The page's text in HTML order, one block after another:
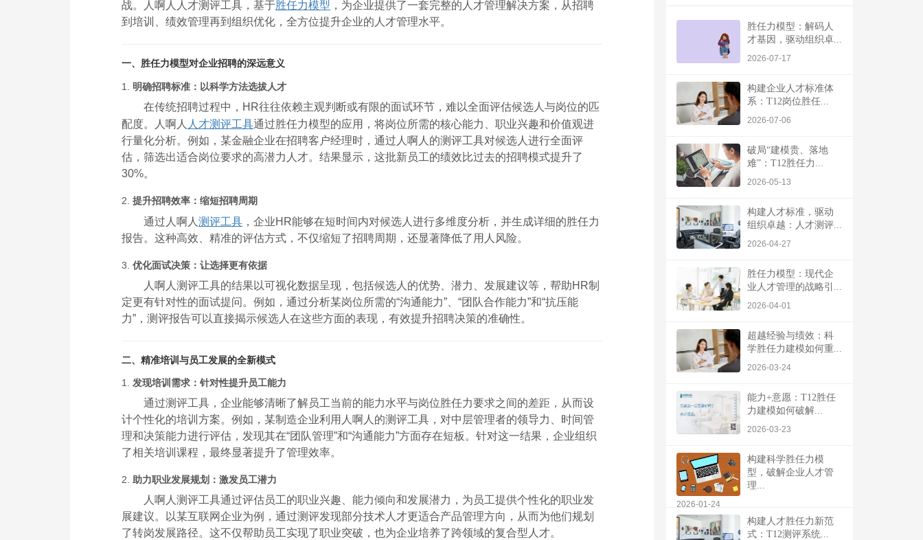
战。人啊人人才测评工具，基于胜任力模型 ，为企业提供了一套完整的人才管理解决方案，从招聘
到培训、绩效管理再到组织优化，全方位提升企业的人才管理水平。
一、胜任力模型对企业招聘的深远意义
1. 明确招聘标准：以科学方法选拔人才
在传统招聘过程中，HR往往依赖主观判断或有限的面试环节，难以全面评估候选人与岗位的匹
配度。人啊人 人才测评工具通过胜任力模型的应用，将岗位所需的核心能力、职业兴趣和价值观进
行量化分析。例如，某金融企业在招聘客户经理时，通过人啊人的测评工具对候选人进行全面评
估，筛选出适合岗位要求的高潜力人才。结果显示，这批新员工的绩效比过去的招聘模式提升了
30%。
2. 提升招聘效率：缩短招聘周期
通过人啊人 测评工具 ，企业HR能够在短时间内对候选人进行多维度分析，并生成详细的胜任力
报告。这种高效、精准的评估方式，不仅缩短了招聘周期，还显著降低了用人风险。
3. 优化面试决策：让选择更有依据
人啊人测评工具的结果以可视化数据呈现，包括候选人的优势、潜力、发展建议等，帮助HR制
定更有针对性的面试提问。例如，通过分析某岗位所需的“沟通能力”、“团队合作能力”和“抗压能
力”，测评报告可以直接揭示候选人在这些方面的表现，有效提升招聘决策的准确性。
二、精准培训与员工发展的全新模式
1. 发现培训需求：针对性提升员工能力
通过测评工具，企业能够清晰了解员工当前的能力水平与岗位胜任力要求之间的差距，从而设
计个性化的培训方案。例如，某制造企业利用人啊人的测评工具，对中层管理者的领导力、时间管
理和决策能力进行评估，发现其在“团队管理”和“沟通能力”方面存在短板。针对这一结果，企业组织
了相关培训课程，最终显著提升了管理效率。
2. 助力职业发展规划：激发员工潜力
人啊人测评工具通过评估员工的职业兴趣、能力倾向和发展潜力，为员工提供个性化的职业发
展建议。以某互联网企业为例，通过测评发现部分技术人才更适合产品管理方向，从而为他们规划
了转岗发展路径。这不仅帮助员工实现了职业突破，也为企业培养了跨领域的复合型人才。
胜任力模型：解码人
才基因，驱动组织卓...
2026-07-17
构建企业人才标准体
系：T12岗位胜任...
2026-07-06
破局“建模贵、落地
难”：T12胜任力...
2026-05-13
构建人才标准，驱动
组织卓越：人才测评...
2026-04-27
胜任力模型：现代企
业人才管理的战略引...
2026-04-01
超越经验与绩效：科
学胜任力建模如何重...
2026-03-24
能力+意愿：T12胜任
力建模如何破解...
2026-03-23
构建科学胜任力模
型，破解企业人才管
理...
2026-01-24
构建人才胜任力新范
式：T12测评系统...